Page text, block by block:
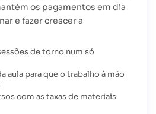
os pagamentos em dia
e fazer crescer a
de torno num só
aula para que o trabalho à mão
com as taxas de materiais